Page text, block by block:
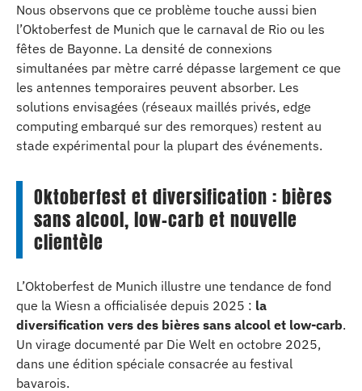
Nous observons que ce problème touche aussi bien
l’Oktoberfest de Munich que le carnaval de Rio ou les
fêtes de Bayonne. La densité de connexions
simultanées par mètre carré dépasse largement ce que
les antennes temporaires peuvent absorber. Les
solutions envisagées (réseaux maillés privés, edge
computing embarqué sur des remorques) restent au
stade expérimental pour la plupart des événements.
Oktoberfest et diversification : bières
sans alcool, low-carb et nouvelle
clientèle
L’Oktoberfest de Munich illustre une tendance de fond
que la Wiesn a officialisée depuis 2025 : la
diversification vers des bières sans alcool et low-carb.
Un virage documenté par Die Welt en octobre 2025,
dans une édition spéciale consacrée au festival
bavarois.